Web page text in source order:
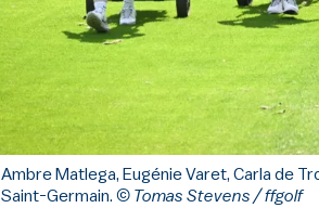
Ambre Matlega, Eugénie Varet, Carla de
Saint-Germain. © Tomas Stevens / ffgolf